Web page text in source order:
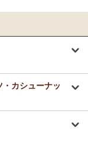
・カシューナッ